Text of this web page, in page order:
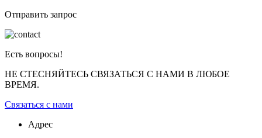
Отправить запрос
Есть вопросы!
НЕ СТЕСНЯЙТЕСЬ СВЯЗАТЬСЯ С НАМИ В ЛЮБОЕ
ВРЕМЯ.
Связаться с нами
Адрес